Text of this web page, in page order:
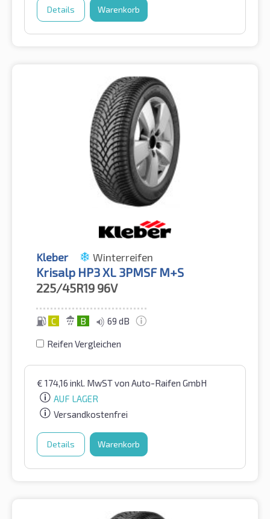
Details Warenkorb
Kleber Winterreifen
Krisalp HP3 XL 3PMSF M+S
225/45R19 96V
C B 69 dB
Reifen Vergleichen
€ 174,16 inkl. MwSTvon Auto-Raifen GmbH
AUF LAGER
Versandkostenfrei
Details Warenkorb